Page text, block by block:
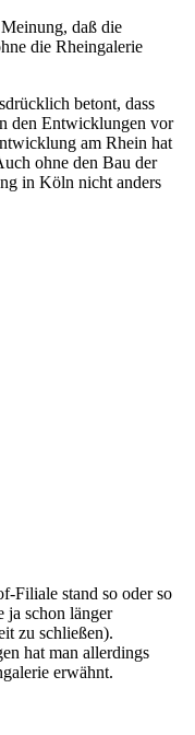
daß die
die Rheingalerie
betont, dass
den Entwicklungen vor
am Rhein hat
ohne den Bau der
in Köln nicht anders
Filiale stand so oder so
ja schon länger
zu schließen).
hat man allerdings
erwähnt.